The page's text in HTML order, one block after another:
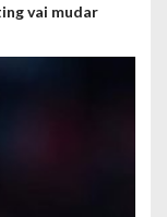
vai mudar